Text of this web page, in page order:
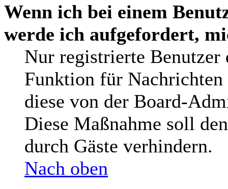
Wenn ich bei einem
werde ich aufgefordert,
Nur registrierte
Funktion für Nachrichten
diese von der Board-
Diese Maßnahme soll
durch Gäste verhindern.
Nach oben